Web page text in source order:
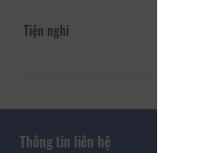
Tiện nghi
Thông tin liên hệ